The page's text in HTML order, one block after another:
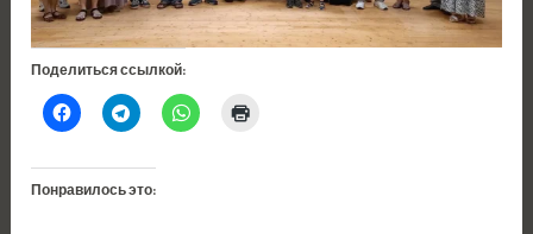
Поделиться ссылкой:
Понравилось это: